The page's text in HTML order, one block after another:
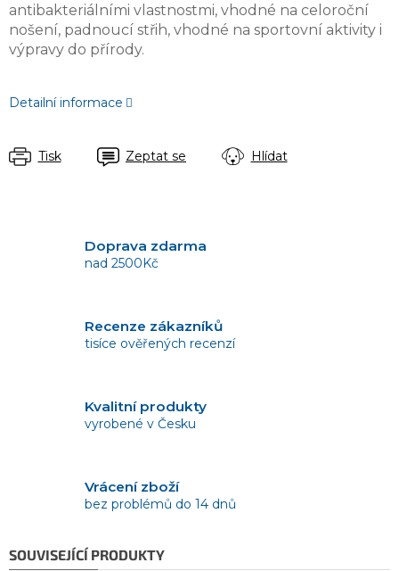
antibakteriálními vlastnostmi, vhodné na celoroční
nošení, padnoucí střih, vhodné na sportovní aktivity i
výpravy do přírody.
Detailní informace
Tisk Zeptat se Hlídat
Doprava zdarma
nad 2500Kč
Recenze zákazníků
tisíce ověřených recenzí
Kvalitní produkty
vyrobené v Česku
Vrácení zboží
bez problémů do 14 dnů
SOUVISEJÍCÍ PRODUKTY